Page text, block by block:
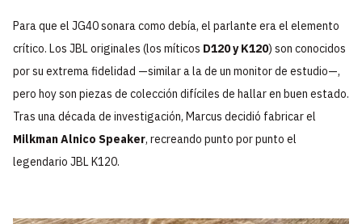
Para que el JG40 sonara como debía, el parlante era el elemento
crítico. Los JBL originales (los míticos D120 y K120) son conocidos
por su extrema fidelidad —similar a la de un monitor de estudio—,
pero hoy son piezas de colección difíciles de hallar en buen estado.
Tras una década de investigación, Marcus decidió fabricar el
Milkman Alnico Speaker, recreando punto por punto el
legendario JBL K120.